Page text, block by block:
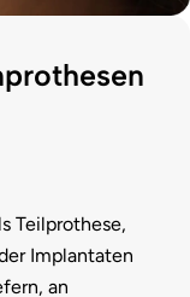
Teilprothese,
Implantaten
an